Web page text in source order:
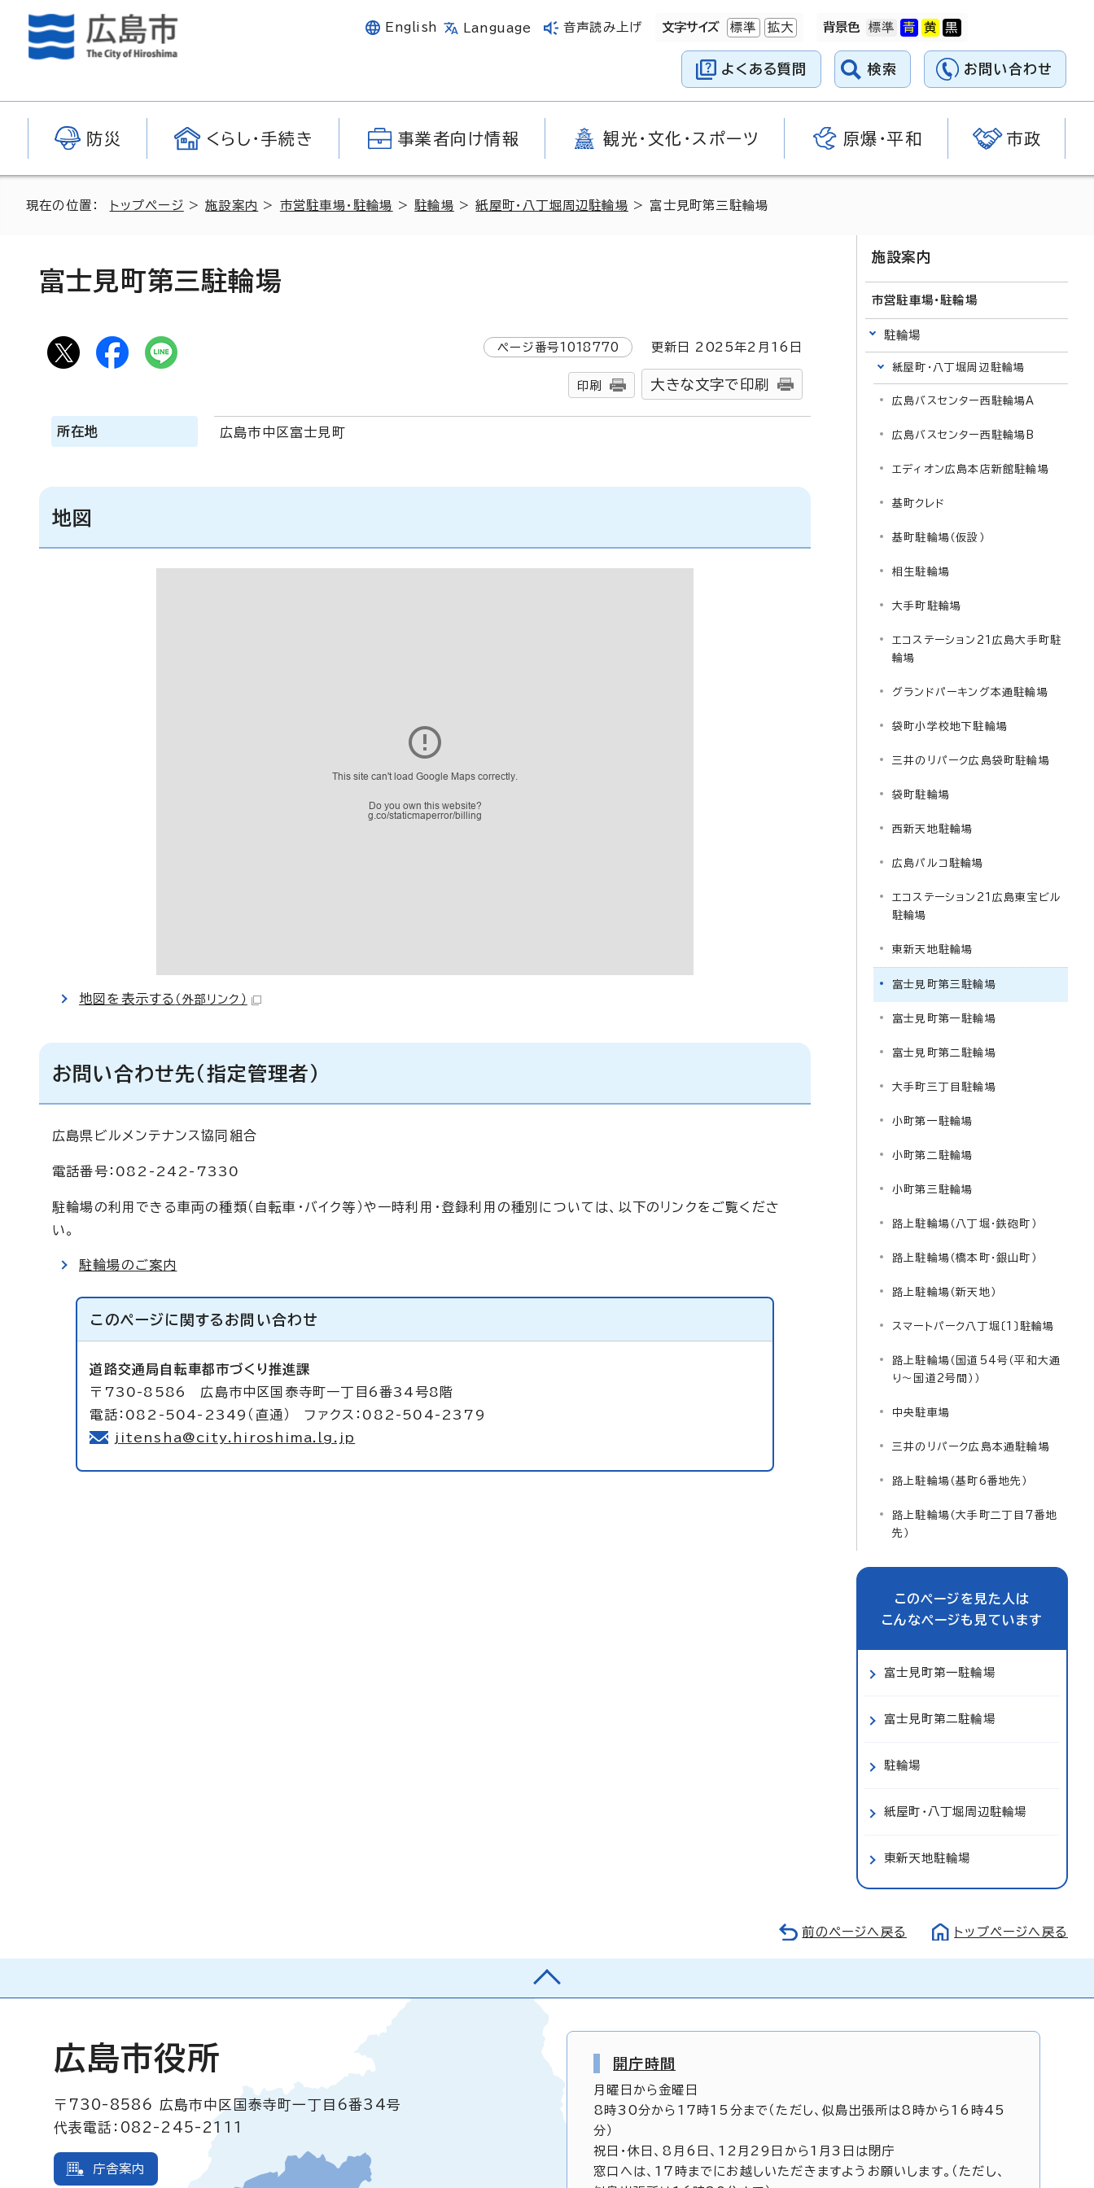
English Language 音声読み上げ 文字サイズ 標準 拡大 背景色
よくある質問 検索 お問い合わせ
防災 くらし・手続き 事業者向け情報 観光・文化・スポーツ 原爆・平和 市政
現在の位置： トップページ >施設案内 > 市営駐車場・駐輪場 >駐輪場 >紙屋町・八丁堀周辺駐輪場 > 富士見町第三駐輪場
富士見町第三駐輪場
ページ番号1018770 更新日 2025年2月 16 日
印刷 大きな文字で印刷
所在地 広島市中区富士見町
地図
地図を表示する （外部リンク）
お問い合わせ先（指定管理者）
広島県ビルメンテナンス協同組合
電話番号：082-242-7330
駐輪場の利用できる車両の種類（自転車・バイク等）や一時利用・登録利用の種別については、以下のリンクをご覧くださ
い。
駐輪場のご案内
このページに関する お問い合わせ
道路交通局自転車都市づくり推進課
〒730-8586 広島市中区国泰寺町一丁目6番34号8階
電話：082-504-2349（直通） ファクス：082-504-2379
jitensha@city.hiroshima.lg.jp
施設案内
市営駐車場・駐輪場
駐輪場
紙屋町・八丁堀周辺駐輪場
広島バスセンター西駐輪場A
広島バスセンター西駐輪場B
エディオン広島本店新館駐輪場
基町クレド
基町駐輪場（仮設）
相生駐輪場
大手町駐輪場
エコステーション21広島大手町駐
輪場
グランドパーキング本通駐輪場
袋町小学校地下駐輪場
三井のリパーク広島袋町駐輪場
袋町駐輪場
西新天地駐輪場
広島パルコ駐輪場
エコステーション21広島東宝ビル
駐輪場
東新天地駐輪場
富士見町第三駐輪場
富士見町第一駐輪場
富士見町第二駐輪場
大手町三丁目駐輪場
小町第一駐輪場
小町第二駐輪場
小町第三駐輪場
路上駐輪場（八丁堀・鉄砲町）
路上駐輪場（橋本町・銀山町）
路上駐輪場（新天地）
スマートパーク八丁堀〔1〕駐輪場
路上駐輪場（国道54号（平和大通
り～国道2号間））
中央駐車場
三井のリパーク広島本通駐輪場
路上駐輪場（基町6番地先）
路上駐輪場（大手町二丁目7番地
先）
このページを見た人は
こんなページも見ています
富士見町第一駐輪場
富士見町第二駐輪場
駐輪場
紙屋町・八丁堀周辺駐輪場
東新天地駐輪場
前のページへ戻る トップページへ戻る
広島市役所
〒730-8586
広島市中区国泰寺町一丁目6番34号
代表電話：082-245-2111
庁舎案内
開庁時間
月曜日から金曜日
8時30分から17時15分まで（ただし、似島出張所は8時から16時45
分）
祝日・休日、8月6日、12月29日から1月3日は閉庁
窓口へは、17時までにお越しいただきますようお願いします。（ただし、